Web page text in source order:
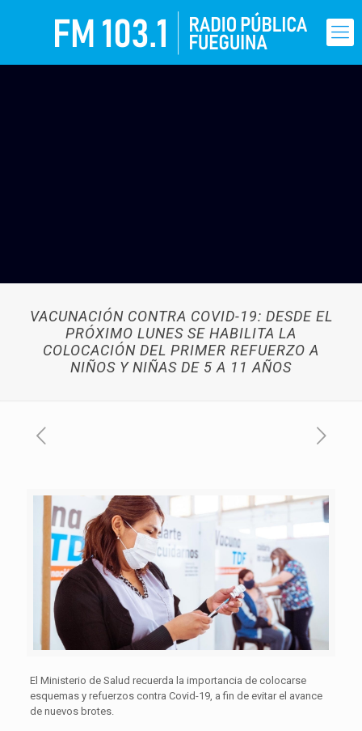
VACUNACIÓN CONTRA COVID-19: DESDE EL
PRÓXIMO LUNES SE HABILITA LA
COLOCACIÓN DEL PRIMER REFUERZO A
NIÑOS Y NIÑAS DE 5 A 11 AÑOS
El Ministerio de Salud recuerda la importancia de colocarse
esquemas y refuerzos contra Covid-19, a fin de evitar el avance
de nuevos brotes.